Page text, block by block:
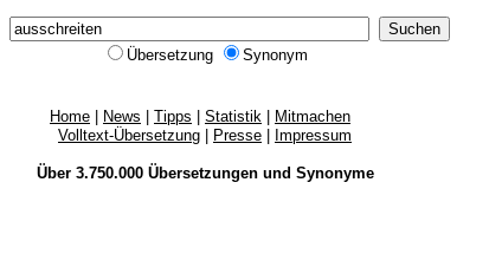
Übersetzung
Synonym
Home News Tipps Statistik
Mitmachen
Volltext-Übersetzung
Presse Impressum
Über 3.750.000 Übersetzungenund Synonyme